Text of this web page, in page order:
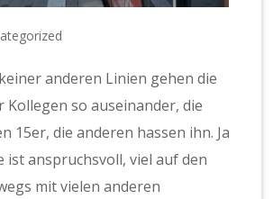
anderen Linien gehen die
Kollegen so auseinander, die
15er, die anderen hassen ihn. Ja
ist anspruchsvoll, viel auf den
mit vielen anderen